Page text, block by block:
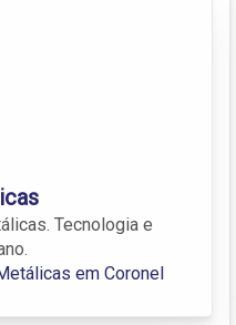
Tecnologia e
em Coronel